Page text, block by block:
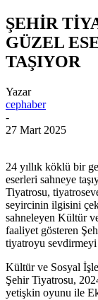
ŞEHİR
GÜZEL
TAŞIYOR
Yazar
cephaber
-
27 Mart 2025
24 yıllık köklü bir
eserleri sahneye
Tiyatrosu,
seyircinin ilgisini
sahneleyen Kültür
faaliyet gösteren
tiyatroyu sevdirmeyi
Kültür ve Sosyal
Şehir Tiyatrosu,
yetişkin oyunu ile